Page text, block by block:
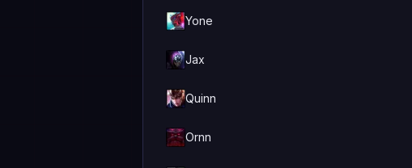
Yone
Jax
Quinn
Ornn